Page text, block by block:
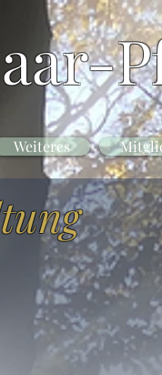
Weiteres